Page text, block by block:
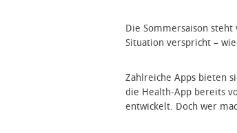
Die Sommersaison
Situation verspricht –
Zahlreiche Apps bieten
die Health-App bereits
entwickelt. Doch wer